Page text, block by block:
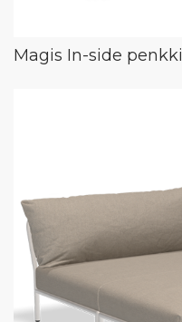
Magis In-side penkki